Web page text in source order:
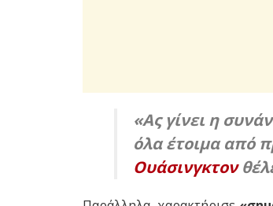
«Ας γίνει η
όλα έτοιμα από
Ουάσινγκτον